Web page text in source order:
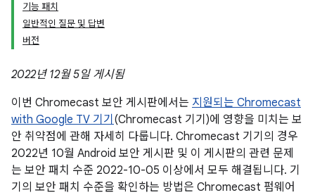
기능 패치
일반적인 질문 및 답변
버전
2022년 12월 5일 게시됨
이번 Chromecast 보안 게시판에서는 지원되는 Chromecast
with Google TV 기기 (Chromecast 기기)에 영향을 미치는 보
안 취약점에 관해 자세히 다룹니다. Chromecast 기기의 경우
2022년 10월 Android 보안 게시판 및 이 게시판의 관련 문제
는 보안 패치 수준 2022-10-05 이상에서 모두 해결됩니다. 기
기의 보안 패치 수준을 확인하는 방법은 Chromecast 펌웨어